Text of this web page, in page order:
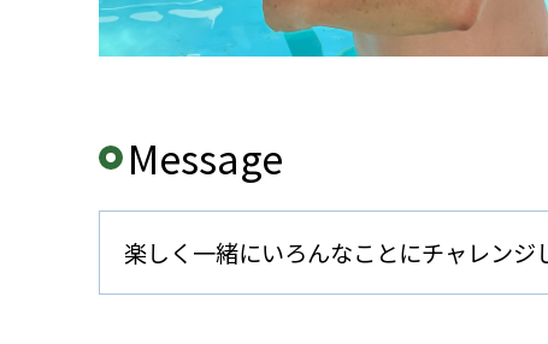
Message
楽しく一緒にいろんなことにチャレンジ